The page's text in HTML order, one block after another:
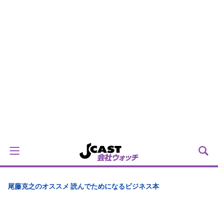
尾藤克之のオススメ 読んでためになるビジネス本